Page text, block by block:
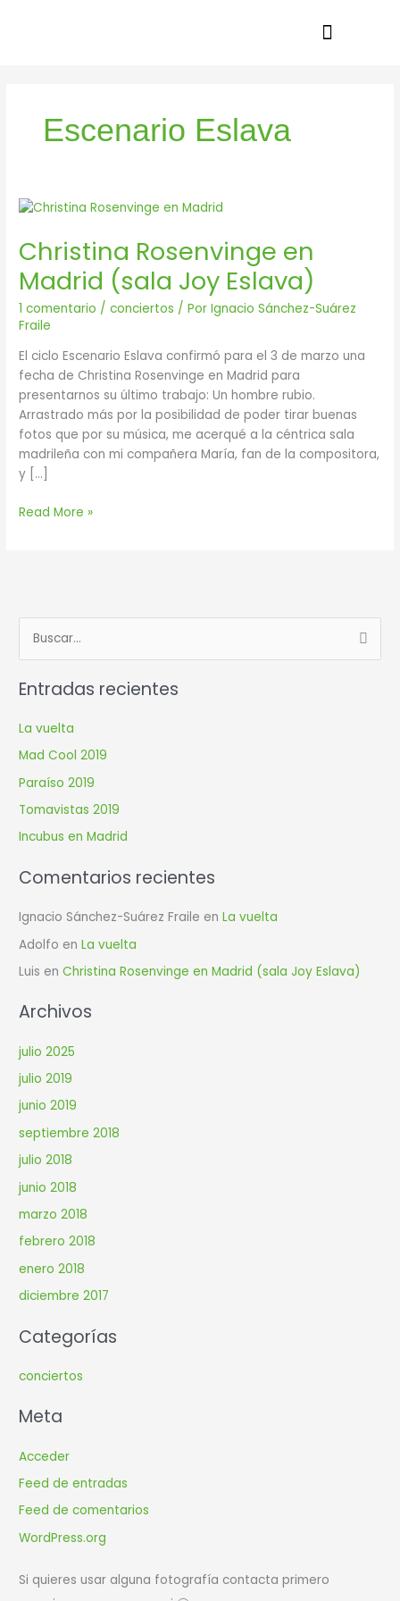
Escenario Eslava
Christina Rosenvinge en
Madrid (sala Joy Eslava)
1 comentario /conciertos / PorIgnacio Sánchez-Suárez
Fraile
El ciclo Escenario Eslava confirmó para el 3 de marzo una
fecha de Christina Rosenvinge en Madrid para
presentarnos su último trabajo: Un hombre rubio.
Arrastrado más por la posibilidad de poder tirar buenas
fotos que por su música, me acerqué a la céntrica sala
madrileña con mi compañera María, fan de la compositora,
y […]
Christina
en
Madrid
(sala
Joy
Eslava)
Read More »
u
s
a
r
p
o
r
Entradas recientes
La vuelta
Mad Cool 2019
Paraíso 2019
Tomavistas 2019
Incubus en Madrid
Comentarios recientes
Ignacio Sánchez-Suárez Fraile enLa vuelta
Adolfo enLa vuelta
Luis enChristina Rosenvinge en Madrid (sala Joy Eslava)
Archivos
julio 2025
julio 2019
junio 2019
septiembre 2018
julio 2018
junio 2018
marzo 2018
febrero 2018
enero 2018
diciembre 2017
Categorías
conciertos
Meta
Acceder
Feed de entradas
Feed de comentarios
WordPress.org
Si quieres usar alguna fotografía contacta primero